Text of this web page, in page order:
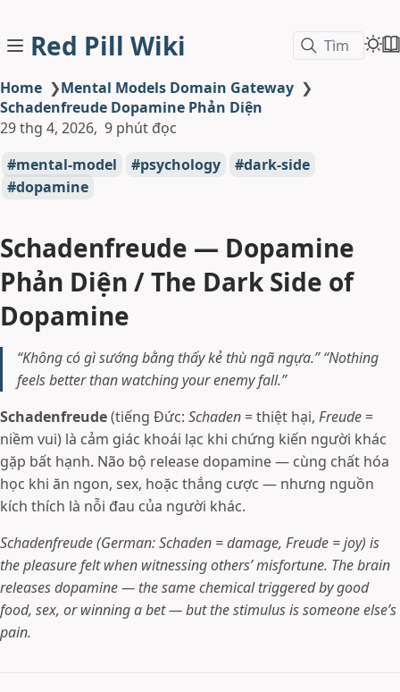
Red Pill Wiki Tìm
Home ❯Mental Models Domain Gateway ❯
Schadenfreude Dopamine Phản Diện
29 thg 4, 2026 9 phút đọc
mental-model
psychology
dark-side
dopamine
Schadenfreude — Dopamine
Phản Diện / The Dark Side of
Dopamine
“Không có gì sướng bằng thấy kẻ thù ngã ngựa.” “Nothing
feels better than watching your enemy fall.”
Schadenfreude(tiếng Đức: Schaden = thiệt hại, Freude =
niềm vui) là cảm giác khoái lạc khi chứng kiến người khác
gặp bất hạnh. Não bộ release dopamine — cùng chất hóa
học khi ăn ngon, sex, hoặc thắng cược — nhưng nguồn
kích thích là nỗi đau của người khác.
Schadenfreude (German: Schaden = damage, Freude = joy) is
the pleasure felt when witnessing others’ misfortune. The brain
releases dopamine — the same chemical triggered by good
food, sex, or winning a bet — but the stimulus is someone else’s
pain.